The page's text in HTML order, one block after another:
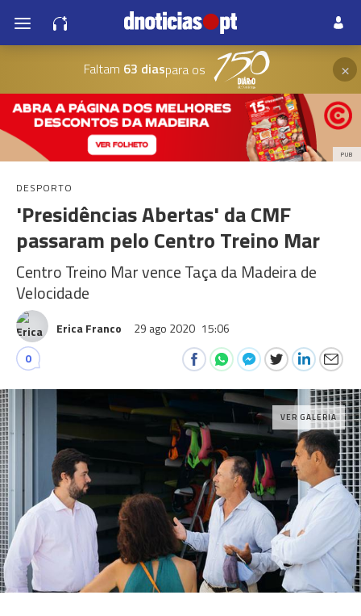
Faltam 63 diaspara os ×
PUB
DESPORTO
'Presidências Abertas' da CMF
passaram pelo Centro Treino Mar
Centro Treino Mar vence Taça da Madeira de
Velocidade
Erica Franco 29 ago 2020 15:06
0
VER GALERIA